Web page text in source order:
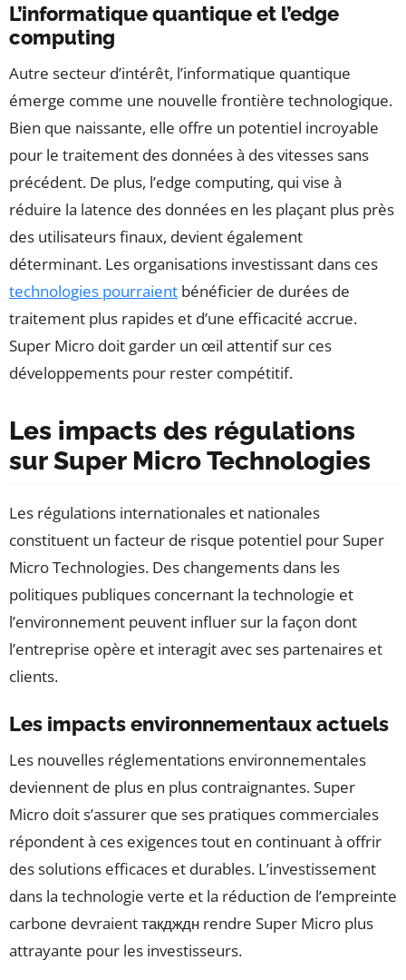
L’informatique quantique et l’edge
computing
Autre secteur d’intérêt, l’informatique quantique
émerge comme une nouvelle frontière technologique.
Bien que naissante, elle offre un potentiel incroyable
pour le traitement des données à des vitesses sans
précédent. De plus, l’edge computing, qui vise à
réduire la latence des données en les plaçant plus près
des utilisateurs finaux, devient également
déterminant. Les organisations investissant dans ces
technologies pourraient bénéficier de durées de
traitement plus rapides et d’une efficacité accrue.
Super Micro doit garder un œil attentif sur ces
développements pour rester compétitif.
Les impacts des régulations
sur Super Micro Technologies
Les régulations internationales et nationales
constituent un facteur de risque potentiel pour Super
Micro Technologies. Des changements dans les
politiques publiques concernant la technologie et
l’environnement peuvent influer sur la façon dont
l’entreprise opère et interagit avec ses partenaires et
clients.
Les impacts environnementaux actuels
Les nouvelles réglementations environnementales
deviennent de plus en plus contraignantes. Super
Micro doit s’assurer que ses pratiques commerciales
répondent à ces exigences tout en continuant à offrir
des solutions efficaces et durables. L’investissement
dans la technologie verte et la réduction de l’empreinte
carbone devraient такдждн rendre Super Micro plus
attrayante pour les investisseurs.